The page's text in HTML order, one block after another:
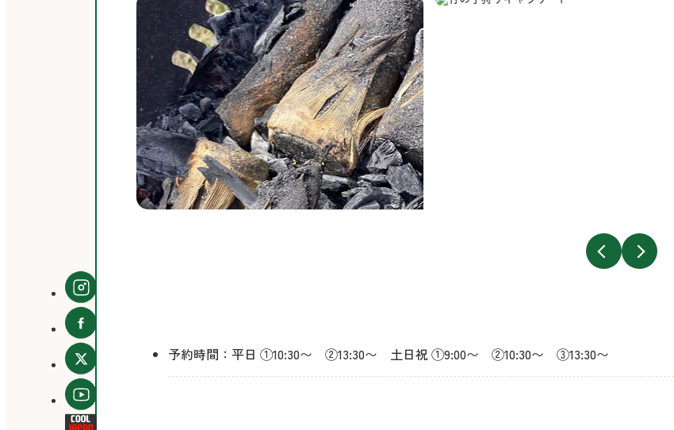
予約時間：平日 ①10:30〜 ②13:30〜 土日祝 ①9:00〜 ②10:30〜 ③13:30〜